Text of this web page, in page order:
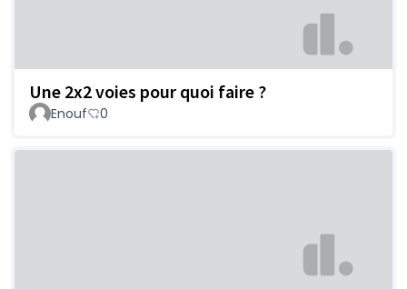
Une 2x2 voies pour quoi faire ?
Enouf 0